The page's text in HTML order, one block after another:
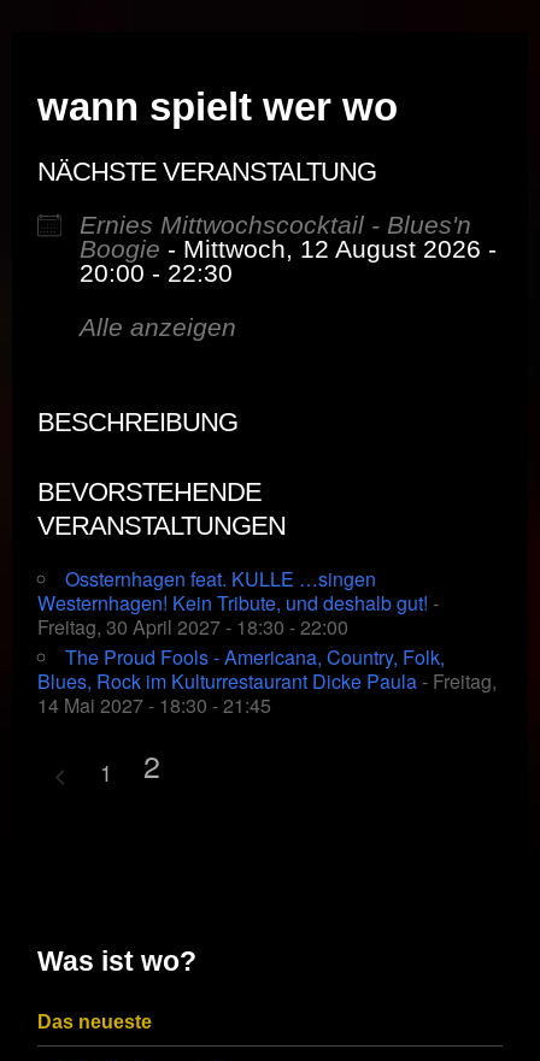
wann spielt wer wo
NÄCHSTE VERANSTALTUNG
Ernies Mittwochscocktail - Blues'n
Boogie - Mittwoch, 12 August 2026 -
20:00 - 22:30
Alle anzeigen
BESCHREIBUNG
BEVORSTEHENDE
VERANSTALTUNGEN
Ossternhagen feat. KULLE …singen
Westernhagen! Kein Tribute, und deshalb gut! -
Freitag, 30 April 2027 - 18:30 - 22:00
The Proud Fools - Americana, Country, Folk,
Blues, Rock im Kulturrestaurant Dicke Paula- Freitag,
14 Mai 2027 - 18:30 - 21:45
1 2
Was ist wo?
Das neueste